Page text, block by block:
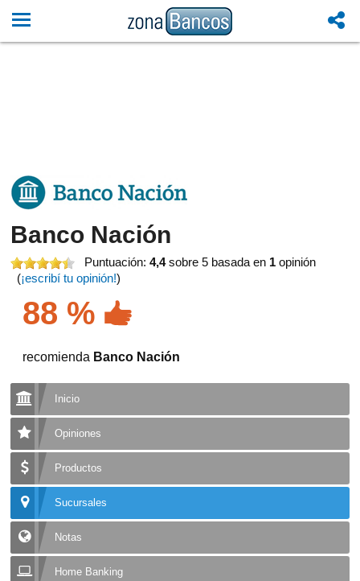
Banco Nación
Puntuación:4,4sobre 5 basada en 1 opinión
(¡escribí tu opinión!)
88 %
recomienda Banco Nación
Inicio
Opiniones
Productos
Sucursales
Notas
Home Banking